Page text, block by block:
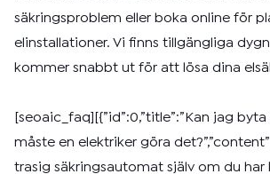
säkringsproblem eller boka online för
elinstallationer. Vi finns tillgängliga
kommer snabbt ut för att lösa dina
[seoaic_faq][{”id”:0,”title”:”Kan jag
måste en elektriker göra
trasig säkringsautomat själv om du har